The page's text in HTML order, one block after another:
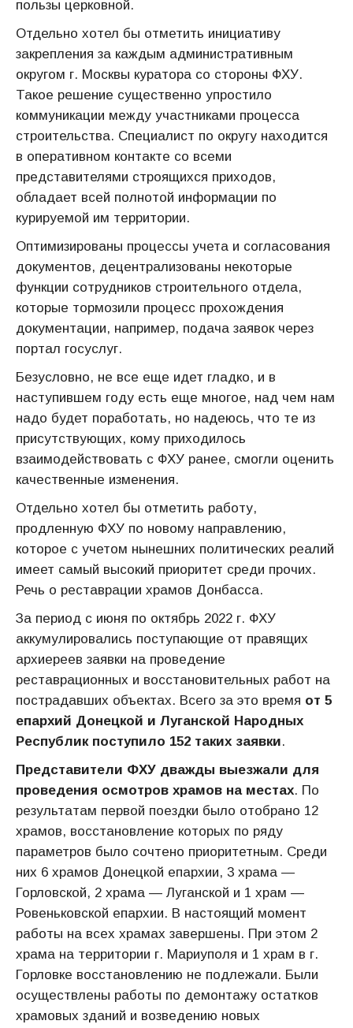
пользы церковной.
Отдельно хотел бы отметить инициативу
закрепления за каждым административным
округом г. Москвы куратора со стороны ФХУ.
Такое решение существенно упростило
коммуникации между участниками процесса
строительства. Специалист по округу находится
в оперативном контакте со всеми
представителями строящихся приходов,
обладает всей полнотой информации по
курируемой им территории.
Оптимизированы процессы учета и согласования
документов, децентрализованы некоторые
функции сотрудников строительного отдела,
которые тормозили процесс прохождения
документации, например, подача заявок через
портал госуслуг.
Безусловно, не все еще идет гладко, и в
наступившем году есть еще многое, над чем нам
надо будет поработать, но надеюсь, что те из
присутствующих, кому приходилось
взаимодействовать с ФХУ ранее, смогли оценить
качественные изменения.
Отдельно хотел бы отметить работу,
продленную ФХУ по новому направлению,
которое с учетом нынешних политических реалий
имеет самый высокий приоритет среди прочих.
Речь о реставрации храмов Донбасса.
За период с июня по октябрь 2022 г. ФХУ
аккумулировались поступающие от правящих
архиереев заявки на проведение
реставрационных и восстановительных работ на
пострадавших объектах. Всего за это время от 5
епархий Донецкой и Луганской Народных
Республик поступило 152 таких заявки.
Представители ФХУ дважды выезжали для
проведения осмотров храмов на местах. По
результатам первой поездки было отобрано 12
храмов, восстановление которых по ряду
параметров было сочтено приоритетным. Среди
них 6 храмов Донецкой епархии, 3 храма —
Горловской, 2 храма — Луганской и 1 храм —
Ровеньковской епархии. В настоящий момент
работы на всех храмах завершены. При этом 2
храма на территории г. Мариуполя и 1 храм в г.
Горловке восстановлению не подлежали. Были
осуществлены работы по демонтажу остатков
храмовых зданий и возведению новых